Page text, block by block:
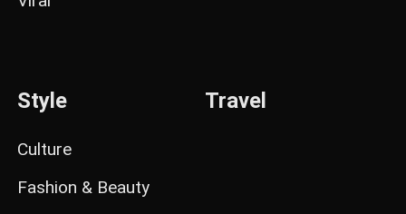
Style
Culture
Fashion & Beauty
Travel